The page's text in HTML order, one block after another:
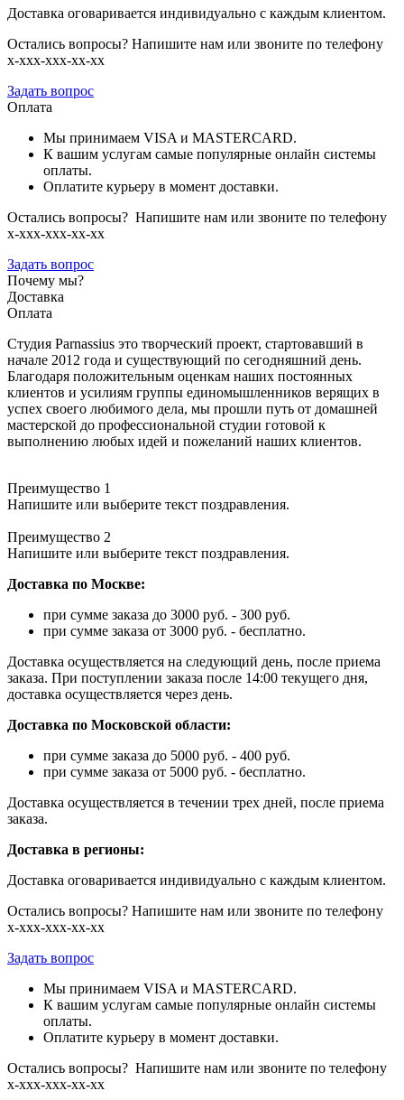
Доставка оговаривается индивидуально с каждым клиентом.
Остались вопросы? Напишите нам или звоните по телефону
х-ххх-ххх-хх-хх
Задать вопрос
Оплата
Мы принимаем VISA и MASTERCARD.
К вашим услугам самые популярные онлайн системы
оплаты.
Оплатите курьеру в момент доставки.
Остались вопросы? Напишите нам или звоните по телефону
х-ххх-ххх-хх-хх
Задать вопрос
Почему мы?
Доставка
Оплата
Студия Parnassius это творческий проект, стартовавший в
начале 2012 года и существующий по сегодняшний день.
Благодаря положительным оценкам наших постоянных
клиентов и усилиям группы единомышленников верящих в
успех своего любимого дела, мы прошли путь от домашней
мастерской до профессиональной студии готовой к
выполнению любых идей и пожеланий наших клиентов.
Преимущество 1
Напишите или выберите текст поздравления.
Преимущество 2
Напишите или выберите текст поздравления.
Доставка по Москве:
при сумме заказа до 3000 руб. - 300 руб.
при сумме заказа от 3000 руб. - бесплатно.
Доставка осуществляется на следующий день, после приема
заказа. При поступлении заказа после 14:00 текущего дня,
доставка осуществляется через день.
Доставка по Московской области:
при сумме заказа до 5000 руб. - 400 руб.
при сумме заказа от 5000 руб. - бесплатно.
Доставка осуществляется в течении трех дней, после приема
заказа.
Доставка в регионы:
Доставка оговаривается индивидуально с каждым клиентом.
Остались вопросы? Напишите нам или звоните по телефону
х-ххх-ххх-хх-хх
Задать вопрос
Мы принимаем VISA и MASTERCARD.
К вашим услугам самые популярные онлайн системы
оплаты.
Оплатите курьеру в момент доставки.
Остались вопросы? Напишите нам или звоните по телефону
х-ххх-ххх-хх-хх